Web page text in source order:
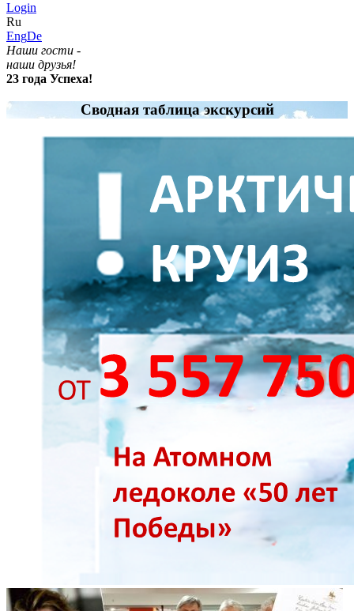
Login
Ru
EngDe
Наши гости -
наши друзья!
23 года Успеха!
Сводная таблица экскурсий